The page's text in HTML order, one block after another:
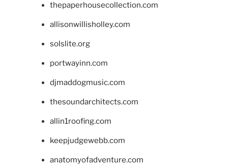
thepaperhousecollection.com
allisonwillisholley.com
solslite.org
portwayinn.com
djmaddogmusic.com
thesoundarchitects.com
allin1roofing.com
keepjudgewebb.com
anatomyofadventure.com